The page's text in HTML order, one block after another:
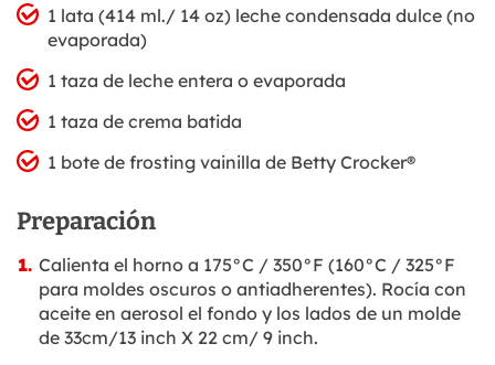
1 lata (414 ml./ 14 oz) leche condensada dulce (no
evaporada)
1 taza de leche entera o evaporada
1 taza de crema batida
1 bote de frosting vainilla de Betty Crocker®
Preparación
Calienta el horno a 175°C / 350°F (160°C / 325°F
para moldes oscuros o antiadherentes). Rocía con
aceite en aerosol el fondo y los lados de un molde
de 33cm/13 inch X 22 cm/ 9 inch.